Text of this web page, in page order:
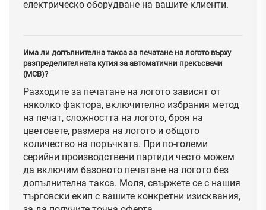
електрическо оборудване на вашите клиенти.
Има ли допълнителна такса за печатане на логото върху
разпределителната кутия за автоматични прекъсвачи
(MCB)?
Разходите за печатане на логото зависят от
няколко фактора, включително избрания метод
на печат, сложността на логото, броя на
цветовете, размера на логото и общото
количество на поръчката. При по-големи
серийни производствени партиди често можем
да включим базовото печатане на логото без
допълнителна такса. Моля, свържете се с нашия
търговски екип с вашите конкретни изисквания,